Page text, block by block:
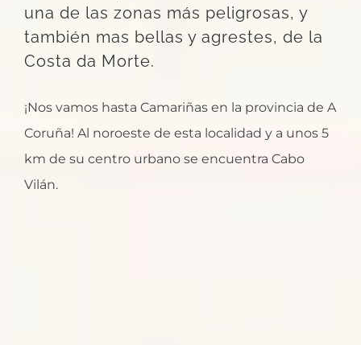
una de las zonas más peligrosas, y
también mas bellas y agrestes, de la
Costa da Morte.
¡Nos vamos hasta Camariñas en la provincia de A
Coruña! Al noroeste de esta localidad y a unos 5
km de su centro urbano se encuentra Cabo
Vilán.